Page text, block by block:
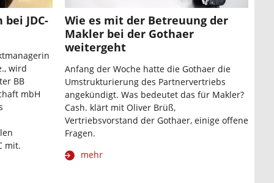
JDC-
wird
BB
mbH
mit.
Wie es mit der Betreuung der
Makler bei der Gothaer
weitergeht
Anfang der Woche hatte die Gothaer die
Umstrukturierung des Partnervertriebs
angekündigt. Was bedeutet das für Makler?
Cash. klärt mit Oliver Brüß,
Vertriebsvorstand der Gothaer, einige offene
Fragen.
mehr